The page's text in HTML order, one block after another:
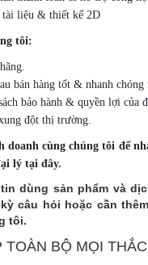
liệu & thiết kế 2D
tôi:
bán hàng tốt & nhanh chóng
bảo hành & quyền lợi của
đột thị trường.
doanh cùng chúng tôi để
lý tại đây.
dùng sản phẩm và
câu hỏi hoặc cần
tôi.
BỘ MỌI